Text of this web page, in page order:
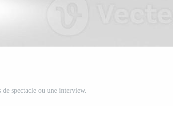
spectacle ou une interview.